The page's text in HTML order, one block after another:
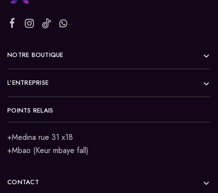
NOTRE BOUTIQUE
L’ENTREPRISE
POINTS RELAIS
+Medina rue 31 x18
+Mbao (Keur mbaye fall)
CONTACT